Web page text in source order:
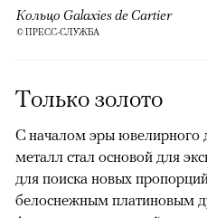
Кольцо Galaxies de Cartier
© ПРЕСС-СЛУЖБА
Только золото
С началом эры ювелирного
металл стал основой для
для поиска новых
белоснежным платиновым